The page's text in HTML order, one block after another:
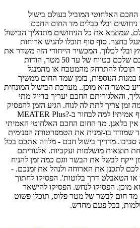
בישול
ובלי כבלים מד החום החכם
שמוציא את כל הניחושים מתהליך הבישול
בחצר. סוף סוף תוכלו להגיש ארוחות
לכלוך. המכשיר הייחודי הזה משדר את
הנתונים ישירות לטלפון החכם שלכם בטווח של עד 50 מטר, הודות
תוכלו להתרחק מהמטבח או מהמנגל
במנות הנוספות, בזמן שמד החום ממשיך
כאשר הוא מוכן.. מערכת הבישול המונחית
והאלגוריתם החכם יעריך בדיוק מתי
זמן צריך לתת לה לנוח. הגיע הזמן להפסיק
אמיתי! למה לבחור ב-MEATER Plus?
אין בלאגן. מד החום החכם האלחוטי האמיתי
שמודד בו-זמנית את הטמפרטורה הפנימית
מדריך בישול חכם - מלווה אתכם בכל
תוצאות מושלמות ועקביות. אלגוריתם
ייקח לבשל את הבשר ווגם כמה זמן להניח
לכם לתכנן את הארוחה ולנהל את זמנכם. -
או הטאבלט דרך בלוטות'. הפסיקו לחתוך
מוכן. הפסיקו לנחש. הפסיקו להישאר
מד חום לבשר של מטר פלוס, תוכלו פשוט
בכל פעם מחדש.